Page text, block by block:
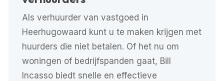
Als verhuurder van vastgoed in
Heerhugowaard kunt u te maken krijgen met
huurders die niet betalen. Of het nu om
woningen of bedrijfspanden gaat, Bill
Incasso biedt snelle en effectieve